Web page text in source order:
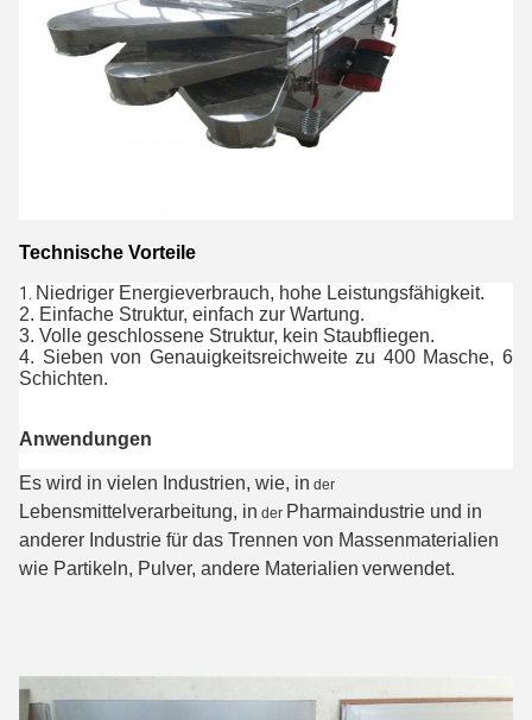
Technische Vorteile
1. Niedriger Energieverbrauch, hohe Leistungsfähigkeit.
2. Einfache Struktur, einfach zur Wartung.
3. Volle geschlossene Struktur, kein Staubfliegen.
4. Sieben von Genauigkeitsreichweite zu 400 Masche, 6
Schichten.
Anwendungen
Es wird in vielen Industrien, wie, in der
Lebensmittelverarbeitung, in der Pharmaindustrie und in
anderer Industrie für das Trennen von Massenmaterialien
wie Partikeln, Pulver, andere Materialien verwendet.